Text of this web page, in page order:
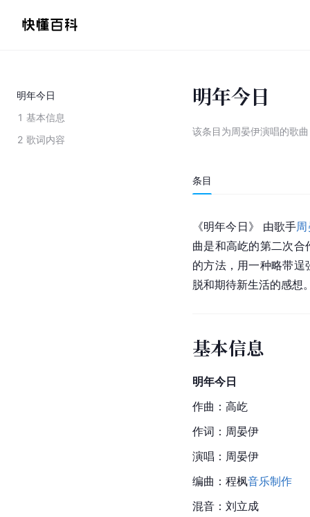
明年今日
1 基本信息
2 歌词内容
明年今日
该条目为周晏伊演唱的歌曲
条目
《明年今日》 由歌手
曲是和高屹的第二次
的方法，用一种略带
脱和期待新生活的感想
基本信息
明年今日
作曲：高屹
作词：周晏伊
演唱：周晏伊
编曲：程枫音乐制作
混音：刘立成